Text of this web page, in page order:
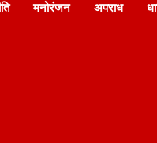
मनोरंजन अपराध